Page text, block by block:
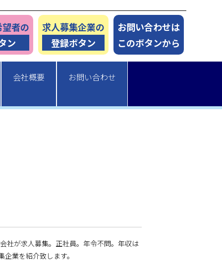
者の
ン
求人募集企業の
登録ボタン
お問い合わせは
このボタンから
会社概要 お問い合わせ
社が求人募集。正社員。年令不問。年収は
業を紹介致します。